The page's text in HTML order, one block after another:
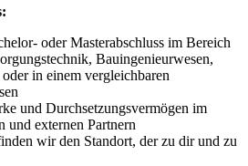
oder Masterabschluss im Bereich
Bauingenieurwesen,
in einem vergleichbaren
und Durchsetzungsvermögen im
und externen Partnern
wir den Standort, der zu dir und zu